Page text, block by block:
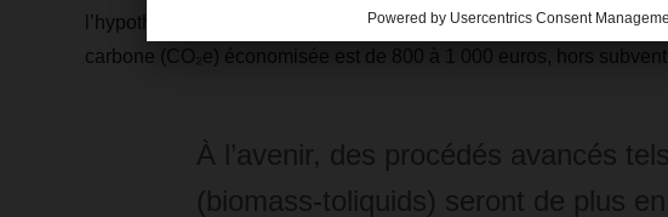
l’hypothèse d’un carburant composé à 100 % de SAF. Avec ce
carbone (CO e) économisée est de 800 à 1 000 euros, hors
À l’avenir, des procédés avancés
(biomass-toliquids) seront de plus